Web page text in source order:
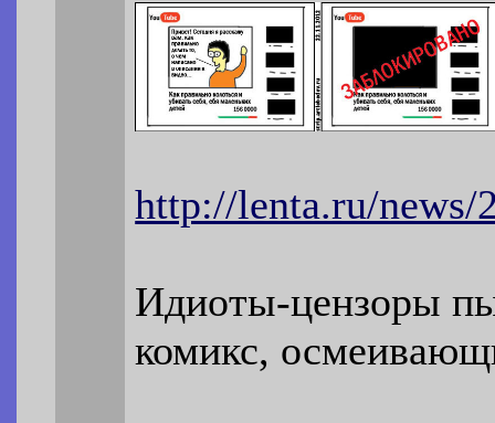
http://lenta.ru/news/
Идиоты-цензоры
комикс,